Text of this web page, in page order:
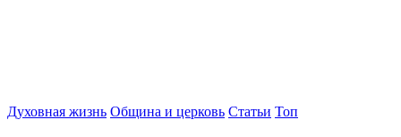
Духовная жизнь Община и церковь Статьи Топ